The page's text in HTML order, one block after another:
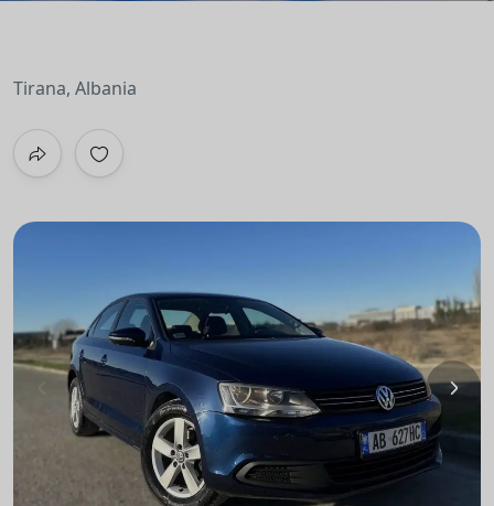
Tirana, Albania